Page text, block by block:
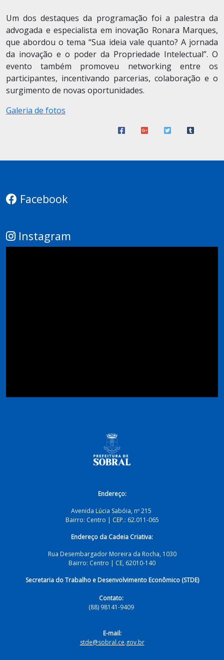
Um dos destaques da programação foi a palestra da
advogada e especialista em inovação Ronara Marques,
que abordou o tema “Sua ideia vale quanto? A jornada
da inovação e o poder da Propriedade Intelectual”. O
evento também promoveu networking entre os
participantes, incentivando parcerias, colaboração e o
surgimento de novas oportunidades.
Galeria de fotos
Facebook
Instagram
Endereço:
Avenida Lúcia Sabóia, nº 215
Bairro: Centro | CEP.: 62.011-065
Endereço da Cadeia Criativa:
Rua Desembargador Moreira da Rocha, 1030
Bairro: Centro | CE, 62010-140
Secretaria do Trabalho e Desenvolvimento Econômico (STDE)
Contato:
(88) 98141-9409
E-mail:
stde@sobral.ce.gov.br